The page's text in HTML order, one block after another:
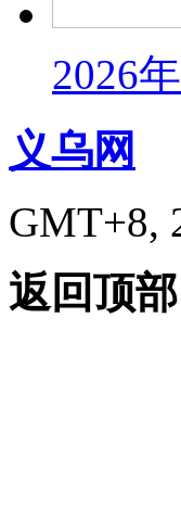
2026
义乌网
GMT+8,
返回顶部